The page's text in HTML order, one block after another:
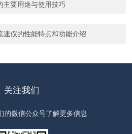
主要用途与使用技巧
速仪的性能特点和功能介绍
关注我们
的微信公众号了解更多信息